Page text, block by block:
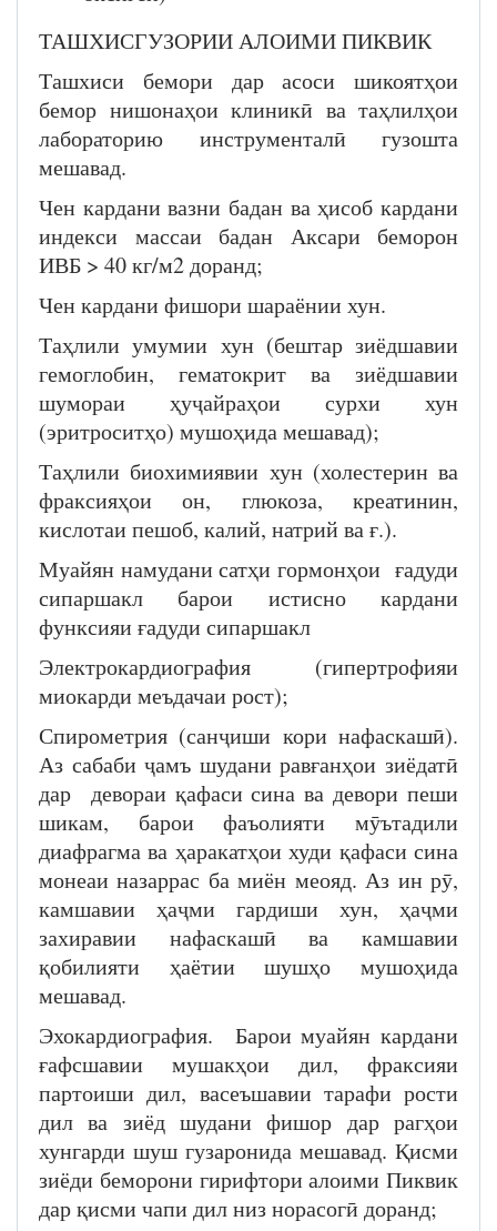
ТАШХИСГУЗОРИИ АЛОИМИ ПИКВИК
Ташхиси бемори дар асоси шикоятҳои
бемор нишонаҳои клиникӣ ва таҳлилҳои
лабораторию инструменталӣ гузошта
мешавад.
Чен кардани вазни бадан ва ҳисоб кардани
индекси массаи бадан Аксари беморон
ИВБ > 40 кг/м2 доранд;
Чен кардани фишори шараёнии хун.
Таҳлили умумии хун (бештар зиёдшавии
гемоглобин, гематокрит ва зиёдшавии
шумораи ҳуҷайраҳои сурхи хун
(эритроситҳо) мушоҳида мешавад);
Таҳлили биохимиявии хун (холестерин ва
фраксияҳои он, глюкоза, креатинин,
кислотаи пешоб, калий, натрий ва ғ.).
Муайян намудани сатҳи гормонҳои ғадуди
сипаршакл барои истисно кардани
функсияи ғадуди сипаршакл
Электрокардиография (гипертрофияи
миокарди меъдачаи рост);
Спирометрия (санҷиши кори нафаскашӣ).
Аз сабаби ҷамъ шудани равғанҳои зиёдатӣ
дар девораи қафаси сина ва девори пеши
шикам, барои фаъолияти мӯътадили
диафрагма ва ҳаракатҳои худи қафаси сина
монеаи назаррас ба миён меояд. Аз ин рӯ,
камшавии ҳаҷми гардиши хун, ҳаҷми
захиравии нафаскашӣ ва камшавии
қобилияти ҳаётии шушҳо мушоҳида
мешавад.
Эхокардиография. Барои муайян кардани
ғафсшавии мушакҳои дил, фраксияи
партоиши дил, васеъшавии тарафи рости
дил ва зиёд шудани фишор дар рагҳои
хунгарди шуш гузаронида мешавад. Қисми
зиёди беморони гирифтори алоими Пиквик
дар қисми чапи дил низ норасогӣ доранд;